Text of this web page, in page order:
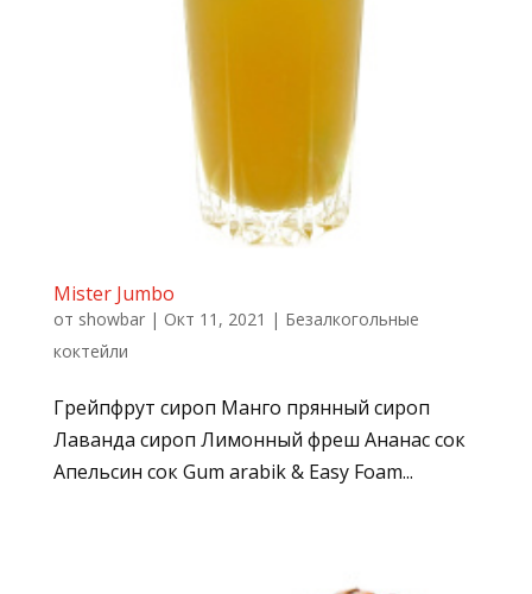
Mister Jumbo
от showbar| Окт 11, 2021 | Безалкогольные
коктейли
Грейпфрут сироп Манго прянный сироп
Лаванда сироп Лимонный фреш Ананас сок
Апельсин сок Gum arabik & Easy Foam...